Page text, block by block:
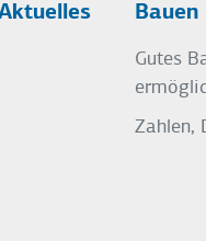
Bauen
Gutes
Zahlen,